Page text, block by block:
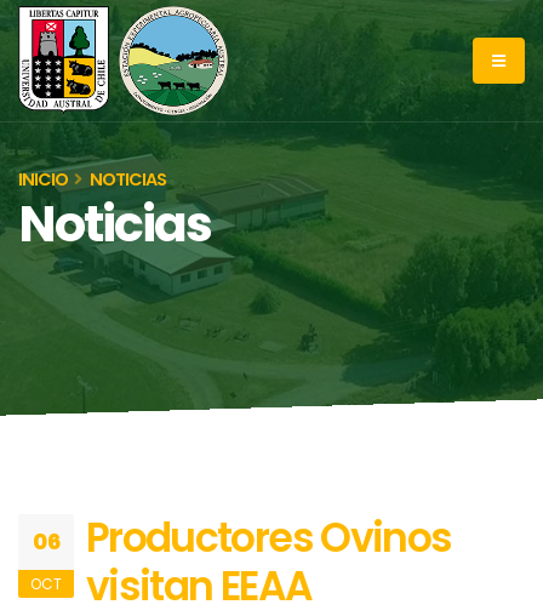
INICIO NOTICIAS
Noticias
06
OCT
Productores Ovinos
visitan EEAA